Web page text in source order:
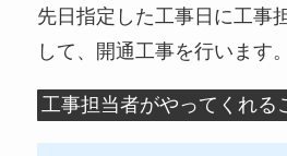
先日指定した工事日に工事
して、開通工事を行います。
工事担当者がやってくれる